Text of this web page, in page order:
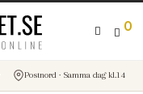
0
Postnord · Samma dag kl.14